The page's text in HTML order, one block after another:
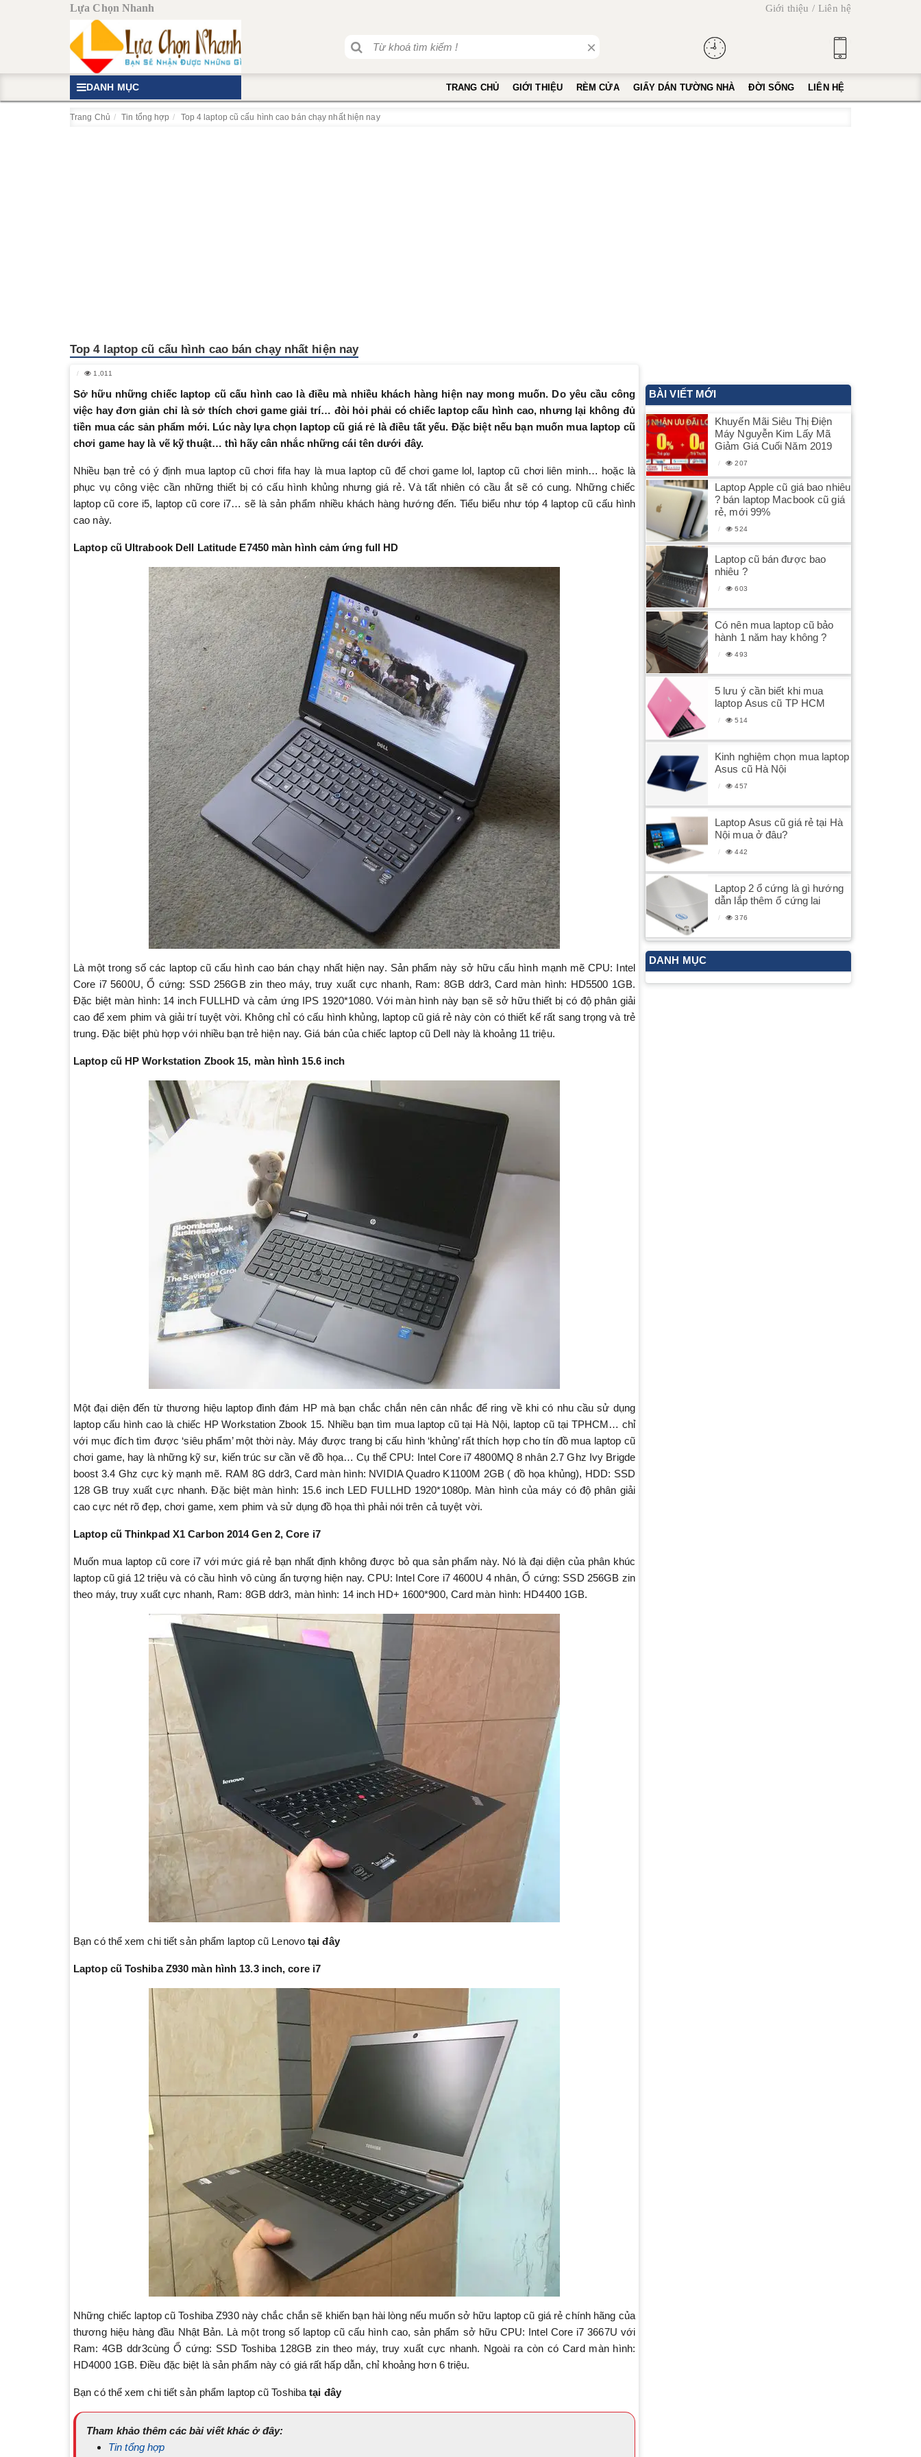
Lựa Chọn Nhanh Giới thiệu Liên hệ
×
DANH MỤC TRANG CHỦ GIỚI THIỆU RÈM CỬA GIẤY DÁN TƯỜNG NHÀ ĐỜI SỐNG LIÊN HỆ
Trang Chủ Tin tổng hợp Top 4 laptop cũ cấu hình cao bán chạy nhất hiện nay
Top 4 laptop cũ cấu hình cao bán chạy nhất hiện nay
1,011
Sở hữu những chiếc laptop cũ cấu hình cao là điều mà nhiều khách hàng hiện nay mong muốn. Do yêu cầu công
việc hay đơn giản chỉ là sở thích chơi game giải trí… đòi hỏi phải có chiếc laptop cấu hình cao, nhưng lại không đủ
tiền mua các sản phẩm mới. Lúc này lựa chọn laptop cũ giá rẻ là điều tất yếu. Đặc biệt nếu bạn muốn mua laptop cũ
chơi game hay là vẽ kỹ thuật… thì hãy cân nhắc những cái tên dưới đây.
Nhiều bạn trẻ có ý định mua laptop cũ chơi fifa hay là mua laptop cũ để chơi game lol, laptop cũ chơi liên minh… hoặc là
phục vụ công việc cần những thiết bị có cấu hình khủng nhưng giá rẻ. Và tất nhiên có cầu ắt sẽ có cung. Những chiếc
laptop cũ core i5, laptop cũ core i7… sẽ là sản phẩm nhiều khách hàng hướng đến. Tiểu biểu như tóp 4 laptop cũ cấu hình
cao này.
Laptop cũ Ultrabook Dell Latitude E7450 màn hình cảm ứng full HD
Là một trong số các laptop cũ cấu hình cao bán chạy nhất hiện nay. Sản phẩm này sở hữu cấu hình mạnh mẽ CPU: Intel
Core i7 5600U, Ổ cứng: SSD 256GB zin theo máy, truy xuất cực nhanh, Ram: 8GB ddr3, Card màn hình: HD5500 1GB.
Đặc biệt màn hình: 14 inch FULLHD và cảm ứng IPS 1920*1080. Với màn hình này bạn sẽ sở hữu thiết bị có độ phân giải
cao để xem phim và giải trí tuyệt vời. Không chỉ có cấu hình khủng, laptop cũ giá rẻ này còn có thiết kế rất sang trọng và trẻ
trung. Đặc biệt phù hợp với nhiều bạn trẻ hiện nay. Giá bán của chiếc laptop cũ Dell này là khoảng 11 triệu.
Laptop cũ HP Workstation Zbook 15, màn hình 15.6 inch
Một đại diện đến từ thương hiệu laptop đình đám HP mà bạn chắc chắn nên cân nhắc để ring về khi có nhu cầu sử dụng
laptop cấu hình cao là chiếc HP Workstation Zbook 15. Nhiều bạn tìm mua laptop cũ tại Hà Nội, laptop cũ tại TPHCM… chỉ
với mục đích tìm được ‘siêu phẩm’ một thời này. Máy được trang bị cấu hình ‘khủng’ rất thích hợp cho tín đồ mua laptop cũ
chơi game, hay là những kỹ sư, kiến trúc sư cần vẽ đồ họa… Cụ thể CPU: Intel Core i7 4800MQ 8 nhân 2.7 Ghz Ivy Brigde
boost 3.4 Ghz cực kỳ mạnh mẽ. RAM 8G ddr3, Card màn hình: NVIDIA Quadro K1100M 2GB ( đồ họa khủng), HDD: SSD
128 GB truy xuất cực nhanh. Đặc biệt màn hình: 15.6 inch LED FULLHD 1920*1080p. Màn hình của máy có độ phân giải
cao cực nét rõ đẹp, chơi game, xem phim và sử dụng đồ họa thì phải nói trên cả tuyệt vời.
Laptop cũ Thinkpad X1 Carbon 2014 Gen 2, Core i7
Muốn mua laptop cũ core i7 với mức giá rẻ bạn nhất định không được bỏ qua sản phẩm này. Nó là đại diện của phân khúc
laptop cũ giá 12 triệu và có cầu hình vô cùng ấn tượng hiện nay. CPU: Intel Core i7 4600U 4 nhân, Ổ cứng: SSD 256GB zin
theo máy, truy xuất cực nhanh, Ram: 8GB ddr3, màn hình: 14 inch HD+ 1600*900, Card màn hình: HD4400 1GB.
Bạn có thể xem chi tiết sản phẩm laptop cũ Lenovo tại đây
Laptop cũ Toshiba Z930 màn hình 13.3 inch, core i7
Những chiếc laptop cũ Toshiba Z930 này chắc chắn sẽ khiến bạn hài lòng nếu muốn sở hữu laptop cũ giá rẻ chính hãng của
thương hiệu hàng đầu Nhật Bản. Là một trong số laptop cũ cấu hình cao, sản phẩm sở hữu CPU: Intel Core i7 3667U với
Ram: 4GB ddr3cùng Ổ cứng: SSD Toshiba 128GB zin theo máy, truy xuất cực nhanh. Ngoài ra còn có Card màn hình:
HD4000 1GB. Điều đặc biệt là sản phẩm này có giá rất hấp dẫn, chỉ khoảng hơn 6 triệu.
Bạn có thể xem chi tiết sản phẩm laptop cũ Toshibatại đây
Tham khảo thêm các bài viết khác ở đây:
Tin tổng hợp
BÀI VIẾT MỚI
Khuyến Mãi Siêu Thị Điện
Máy Nguyễn Kim Lấy Mã
Giảm Giá Cuối Năm 2019
207
Laptop Apple cũ giá bao nhiêu
? bán laptop Macbook cũ giá
rẻ, mới 99%
524
Laptop cũ bán được bao
nhiêu ?
603
Có nên mua laptop cũ bảo
hành 1 năm hay không ?
493
5 lưu ý cần biết khi mua
laptop Asus cũ TP HCM
514
Kinh nghiệm chọn mua laptop
Asus cũ Hà Nội
457
Laptop Asus cũ giá rẻ tại Hà
Nội mua ở đâu?
442
Laptop 2 ổ cứng là gì hướng
dẫn lắp thêm ổ cứng lai
376
DANH MỤC